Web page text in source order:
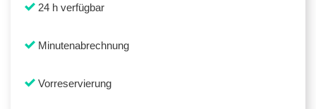
24 h verfügbar
Minutenabrechnung
Vorreservierung